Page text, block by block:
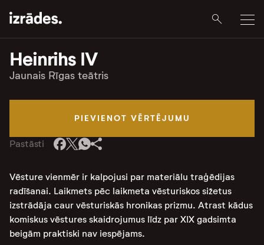
Heinrihs IV
Jaunais Rīgas teātris
PIEVIENOT VĒRTĒJUMU
Pastāsti
Vēsture vienmēr ir kalpojusi par materiālu traģēdijas
radīšanai. Laikmets pēc laikmeta vēsturiskos sižetus
izstrādāja caur vēsturiskās hronikas prizmu. Atrast kādus
komiskus vēstures skaidrojumus līdz par XIX gadsimta
beigām praktiski nav iespējams.